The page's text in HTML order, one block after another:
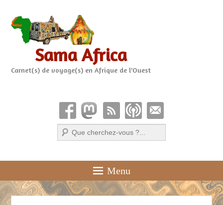
Sama Africa
Carnet(s) de voyage(s) en Afrique de l'Ouest
Recherche
Menu